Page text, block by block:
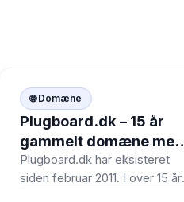
🌐 🌐 Domæne
Plugboard.dk – 15 år
gammelt domæne med
historie
Plugboard.dk har eksisteret
siden februar 2011. I over 15 år